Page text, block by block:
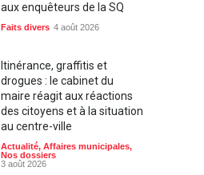
aux enquêteurs de la SQ
Faits divers 4 août 2026
Itinérance, graffitis et
drogues : le cabinet du
maire réagit aux réactions
des citoyens et à la situation
au centre-ville
Actualité, Affaires municipales,
Nos dossiers
3 août 2026